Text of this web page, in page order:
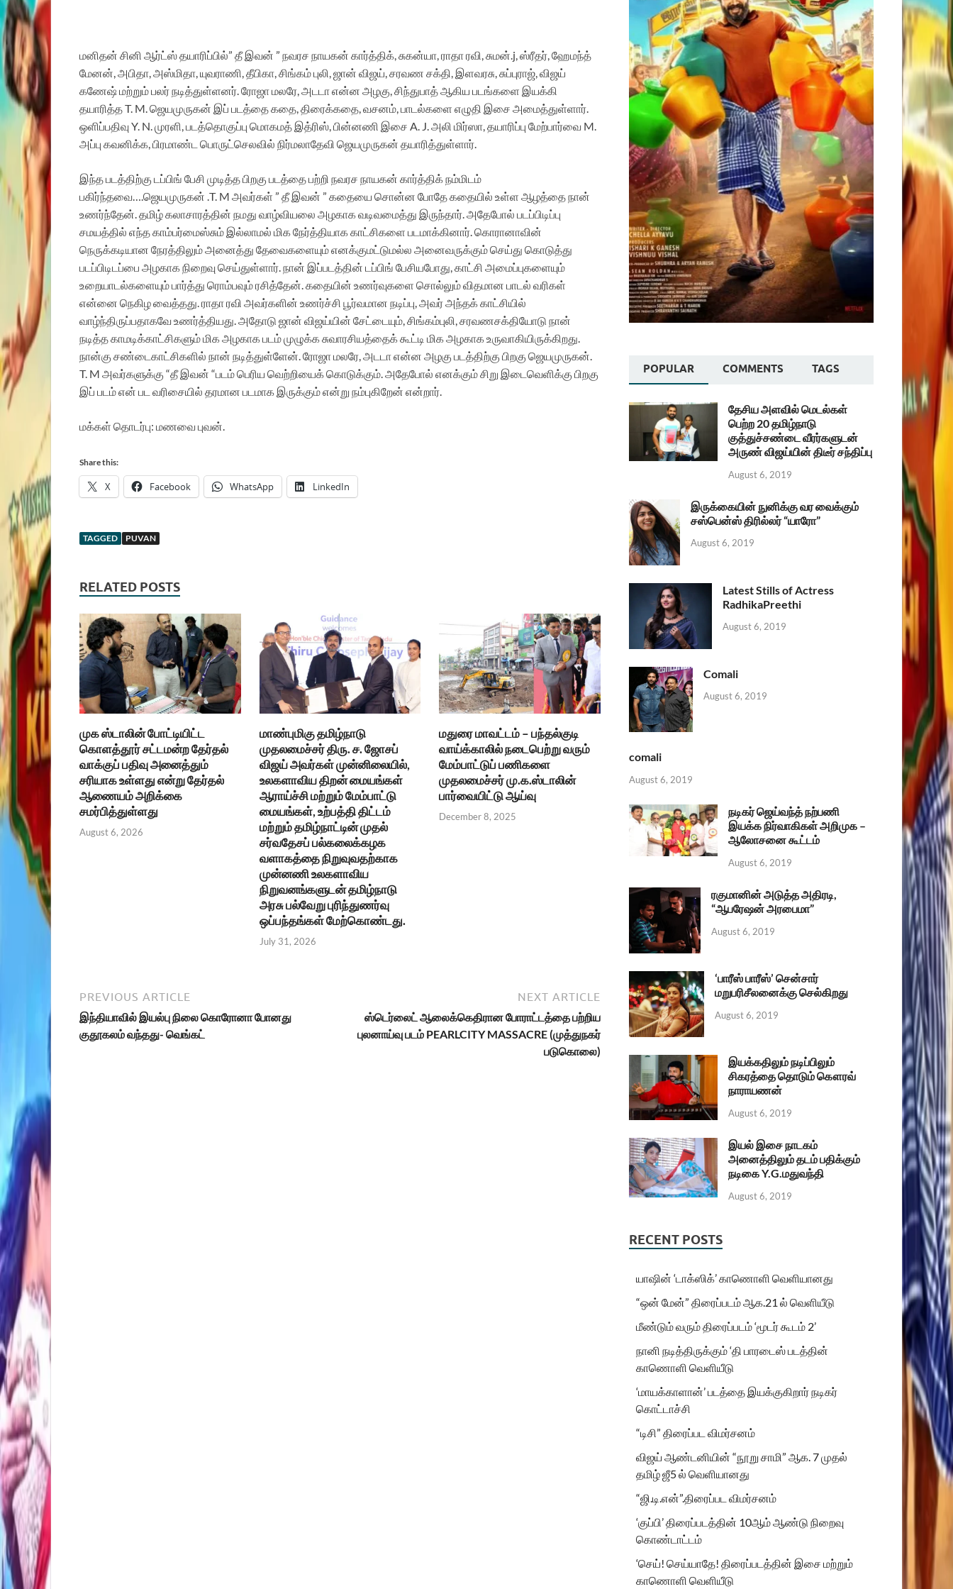
மனிதன் சினி ஆர்ட்ஸ் தயாரிப்பில்” தீ இவன் ” நவரச நாயகன் கார்த்திக், சுகன்யா, ராதா ரவி, சுமன்.j, ஸ்ரீதர், ஹேமந்த்
மேனன், அபிதா, அஸ்மிதா, யுவராணி, தீபிகா, சிங்கம் புலி, ஜான் விஜய், சரவண சக்தி, இளவரசு, சுப்புராஜ், விஜய்
கணேஷ் மற்றும் பலர் நடித்துள்ளனர். ரோஜா மலரே, அடடா என்ன அழகு, சிந்துபாத் ஆகிய படங்களை இயக்கி
தயாரித்த T. M. ஜெயமுருகன் இப் படத்தை கதை, திரைக்கதை, வசனம், பாடல்களை எழுதி இசை அமைத்துள்ளார்.
ஒளிப்பதிவு Y. N. முரளி, படத்தொகுப்பு மொகமத் இத்ரிஸ், பின்னணி இசை A. J. அலி மிர்ஸா, தயாரிப்பு மேற்பார்வை M.
அப்பு கவனிக்க, பிரமாண்ட பொருட்செலவில் நிர்மலாதேவி ஜெயமுருகன் தயாரித்துள்ளார்.
இந்த படத்திற்கு டப்பிங் பேசி முடித்த பிறகு படத்தை பற்றி நவரச நாயகன் கார்த்திக் நம்மிடம்
பகிர்ந்தவை….ஜெயமுருகன் .T. M அவர்கள் ” தீ இவன் ” கதையை சொன்ன போதே கதையில் உள்ள ஆழத்தை நான்
உணர்ந்தேன். தமிழ் கலாசாரத்தின் நமது வாழ்வியலை அழகாக வடிவமைத்து இருந்தார். அதேபோல் படப்பிடிப்பு
சமயத்தில் எந்த காம்பர்மைஸ்சும் இல்லாமல் மிக நேர்த்தியாக காட்சிகளை படமாக்கினார். கொரானாவின்
நெருக்கடியான நேரத்திலும் அனைத்து தேவைகளையும் எனக்குமட்டுமல்ல அனைவருக்கும் செய்து கொடுத்து
படப்பிடிடப்பை அழகாக நிறைவு செய்துள்ளார். நான் இப்படத்தின் டப்பிங் பேசியபோது, காட்சி அமைப்புகளையும்
உறையாடல்களையும் பார்த்து ரொம்பவும் ரசித்தேன். கதையின் உணர்வுகளை சொல்லும் விதமான பாடல் வரிகள்
என்னை நெகிழ வைத்தது. ராதா ரவி அவர்களின் உணர்ச்சி பூர்வமான நடிப்பு, அவர் அந்தக் காட்சியில்
வாழ்ந்திருப்பதாகவே உணர்த்தியது. அதோடு ஜான் விஜய்யின் சேட்டையும், சிங்கம்புலி, சரவணசக்தியோடு நான்
நடித்த காமடிக்காட்சிகளும் மிக அழகாக படம் முழுக்க சுவாரசியத்தைக் கூட்டி மிக அழகாக உருவாகியிருக்கிறது.
நான்கு சண்டைகாட்சிகளில் நான் நடித்துள்ளேன். ரோஜா மலரே, அடடா என்ன அழகு படத்திற்கு பிறகு ஜெயமுருகன்.
T. M அவர்களுக்கு “தீ இவன் “படம் பெரிய வெற்றியைக் கொடுக்கும். அதேபோல் எனக்கும் சிறு இடைவெளிக்கு பிறகு
இப் படம் என் பட வரிசையில் தரமான படமாக இருக்கும் என்று நம்புகிறேன் என்றார்.
மக்கள் தொடர்பு: மணவை புவன்.
Share this:
X Facebook WhatsApp LinkedIn
TAGGED PUVAN
RELATED POSTS
முக ஸ்டாலின் போட்டியிட்ட
கொளத்தூர் சட்டமன்ற தேர்தல்
வாக்குப் பதிவு அனைத்தும்
சரியாக உள்ளது என்று தேர்தல்
ஆணையம் அறிக்கை
சமர்பித்துள்ளது
August 6, 2026
மாண்புமிகு தமிழ்நாடு
முதலமைச்சர் திரு. ச. ஜோசப்
விஜய் அவர்கள் முன்னிலையில்,
உலகளாவிய திறன் மையங்கள்
ஆராய்ச்சி மற்றும் மேம்பாட்டு
மையங்கள், உற்பத்தி திட்டம்
மற்றும் தமிழ்நாட்டின் முதல்
சர்வதேசப் பல்கலைக்கழக
வளாகத்தை நிறுவுவதற்காக
முன்னணி உலகளாவிய
நிறுவனங்களுடன் தமிழ்நாடு
அரசு பல்வேறு புரிந்துணர்வு
ஒப்பந்தங்கள் மேற்கொண்டது.
July 31, 2026
மதுரை மாவட்டம் – பந்தல்குடி
வாய்க்காலில் நடைபெற்று வரும்
மேம்பாட்டுப் பணிகளை
முதலமைச்சர் மு.க.ஸ்டாலின்
பார்வையிட்டு ஆய்வு
December 8, 2025
PREVIOUS ARTICLE
இந்தியாவில் இயல்பு நிலை கொரோனா போனது
குதூகலம் வந்தது- வெங்கட்
NEXT ARTICLE
ஸ்டெர்லைட் ஆலைக்கெதிரான போராட்டத்தை பற்றிய
புலனாய்வு படம் PEARLCITY MASSACRE (முத்துநகர்
படுகொலை)
POPULAR COMMENTS TAGS
தேசிய அளவில் மெடல்கள்
பெற்ற 20 தமிழ்நாடு
குத்துச்சண்டை வீரர்களுடன்
அருண் விஜய்யின் திடீர் சந்திப்பு
August 6, 2019
இருக்கையின் நுனிக்கு வர வைக்கும்
சஸ்பென்ஸ் திரில்லர் “யாரோ”
August 6, 2019
Latest Stills of Actress
RadhikaPreethi
August 6, 2019
Comali
August 6, 2019
comali
August 6, 2019
நடிகர் ஜெய்வந்த் நற்பணி
இயக்க நிர்வாகிகள் அறிமுக –
ஆலோசனை கூட்டம்
August 6, 2019
ரகுமானின் அடுத்த அதிரடி,
“ஆபரேஷன் அரபைமா”
August 6, 2019
‘பாரீஸ் பாரீஸ்’ சென்சார்
மறுபரிசீலனைக்கு செல்கிறது
August 6, 2019
இயக்கதிலும் நடிப்பிலும்
சிகரத்தை தொடும் கௌரவ்
நாராயணன்
August 6, 2019
இயல் இசை நாடகம்
அனைத்திலும் தடம் பதிக்கும்
நடிகை Y.G.மதுவந்தி
August 6, 2019
RECENT POSTS
யாஷின் ‘டாக்ஸிக்’ காணொளி வெளியானது
“ஒன் மேன்” திரைப்படம் ஆக.21 ல் வெளியீடு
மீண்டும் வரும் திரைப்படம் ‘மூடர் கூடம் 2’
நானி நடித்திருக்கும் ‘தி பாரடைஸ் படத்தின்
காணொளி வெளியீடு
‘மாயக்காளான்’ படத்தை இயக்குகிறார் நடிகர்
கொட்டாச்சி
“டிசி” திரைப்பட விமர்சனம்
விஜய் ஆண்டனியின் “நூறு சாமி” ஆக. 7 முதல்
தமிழ் ஜீ5 ல் வெளியானது
“ஜி.டி.என்”.திரைப்பட விமர்சனம்
‘குப்பி’ திரைப்படத்தின் 10ஆம் ஆண்டு நிறைவு
கொண்டாட்டம்
‘செய்! செய்யாதே! திரைப்படத்தின் இசை மற்றும்
காணொளி வெளியீடு